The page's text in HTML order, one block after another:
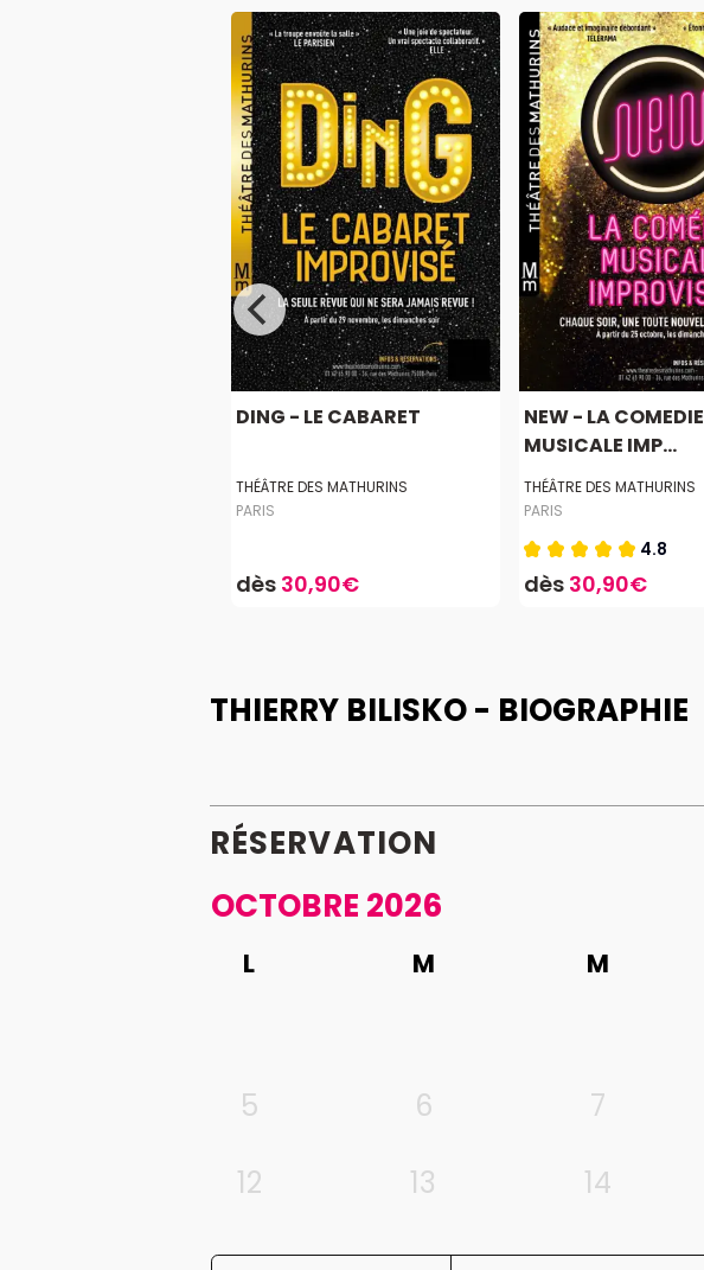
DING - LE CABARET
THÉÂTRE DES MATHURINS
PARIS
dès 30,90€
NEW - LA COMEDIE
MUSICALE IMP...
THÉÂTRE DES MATHURINS
PARIS
4.8
dès 30,90€
THIERRY BILISKO - BIOGRAPHIE
RÉSERVATION
OCTOBRE 2026
L M M
5
6 7
12
13 14